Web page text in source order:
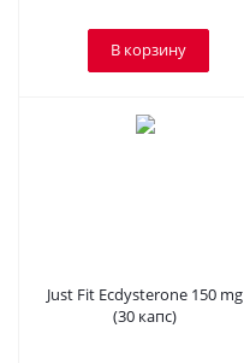
В корзину
Just Fit Ecdysterone 150 mg
(30 капс)